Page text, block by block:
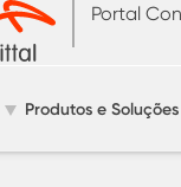
Portal
Produtos e Soluções